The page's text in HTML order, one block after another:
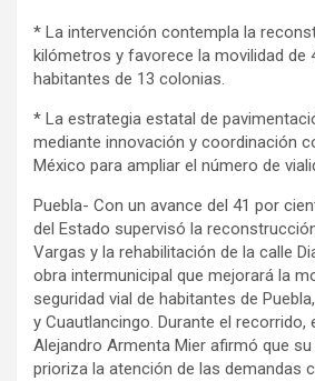
* La intervención contempla la
kilómetros y favorece la movilidad de
habitantes de 13 colonias.
* La estrategia estatal de
mediante innovación y coordinación
México para ampliar el número de
Puebla- Con un avance del 41 por
del Estado supervisó la
Vargas y la rehabilitación de la calle
obra intermunicipal que mejorará la
seguridad vial de habitantes de
y Cuautlancingo. Durante el recorrido,
Alejandro Armenta Mier afirmó que
prioriza la atención de las demandas